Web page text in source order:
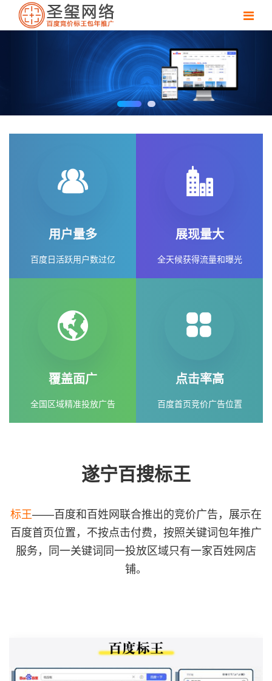
百度标王包年推广
用户量多
百度日活跃用户数过亿
展现量大
全天候获得流量和曝光
覆盖面广
全国区域精准投放广告
点击率高
百度首页竞价广告位置
遂宁百搜标王
标王——百度和百姓网联合推出的竞价广告，展示在
百度首页位置，不按点击付费，按照关键词包年推广
服务，同一关键词同一投放区域只有一家百姓网店
铺。